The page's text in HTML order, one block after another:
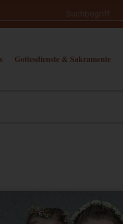
Gottesdienste & Sakramente